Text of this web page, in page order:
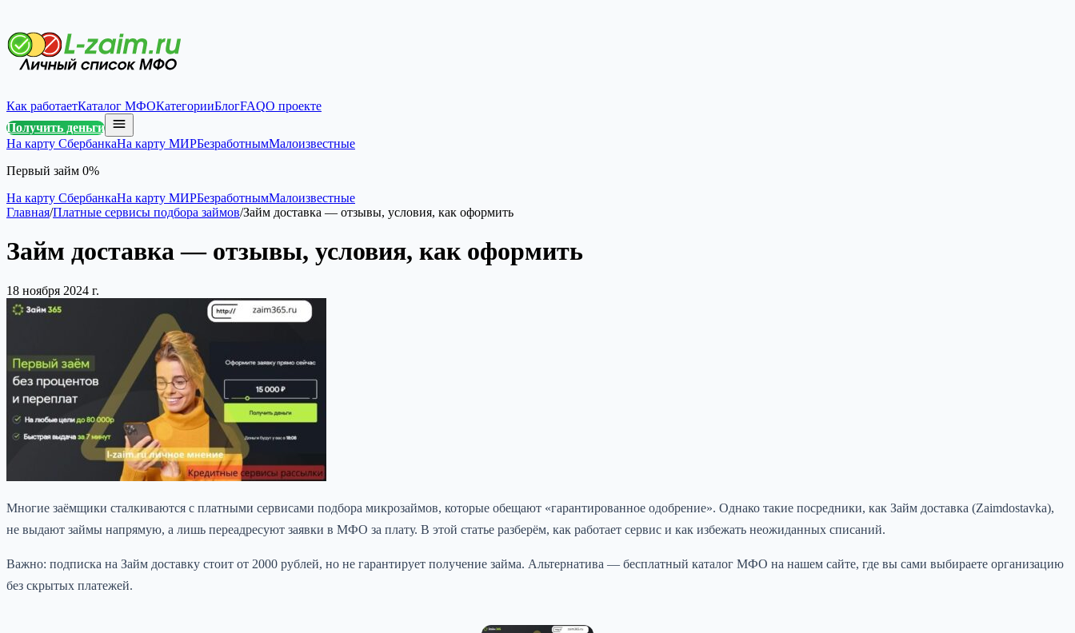
Как работаетКаталог МФОКатегорииБлогFAQО проекте
Получить деньги
На карту СбербанкаНа карту МИРБезработнымМалоизвестные
Первый займ 0%
На карту СбербанкаНа карту МИРБезработнымМалоизвестные
Главная/Платные сервисы подбора займов/Займ доставка — отзывы, условия, как оформить
Займ доставка — отзывы, условия, как оформить
18 ноября 2024 г.
Многие заёмщики сталкиваются с платными сервисами подбора микрозаймов, которые обещают «гарантированное одобрение». Однако такие посредники, как Займ доставка (Zaimdostavka),
не выдают займы напрямую, а лишь переадресуют заявки в МФО за плату. В этой статье разберём, как работает сервис и как избежать неожиданных списаний.
Важно: подписка на Займ доставку стоит от 2000 рублей, но не гарантирует получение займа. Альтернатива — бесплатный каталог МФО на нашем сайте, где вы сами выбираете организацию
без скрытых платежей.